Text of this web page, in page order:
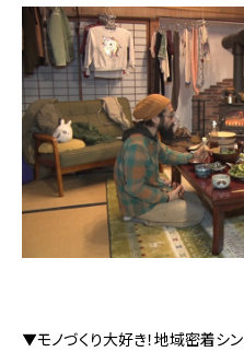
▼モノづくり大好き！地域密着シン